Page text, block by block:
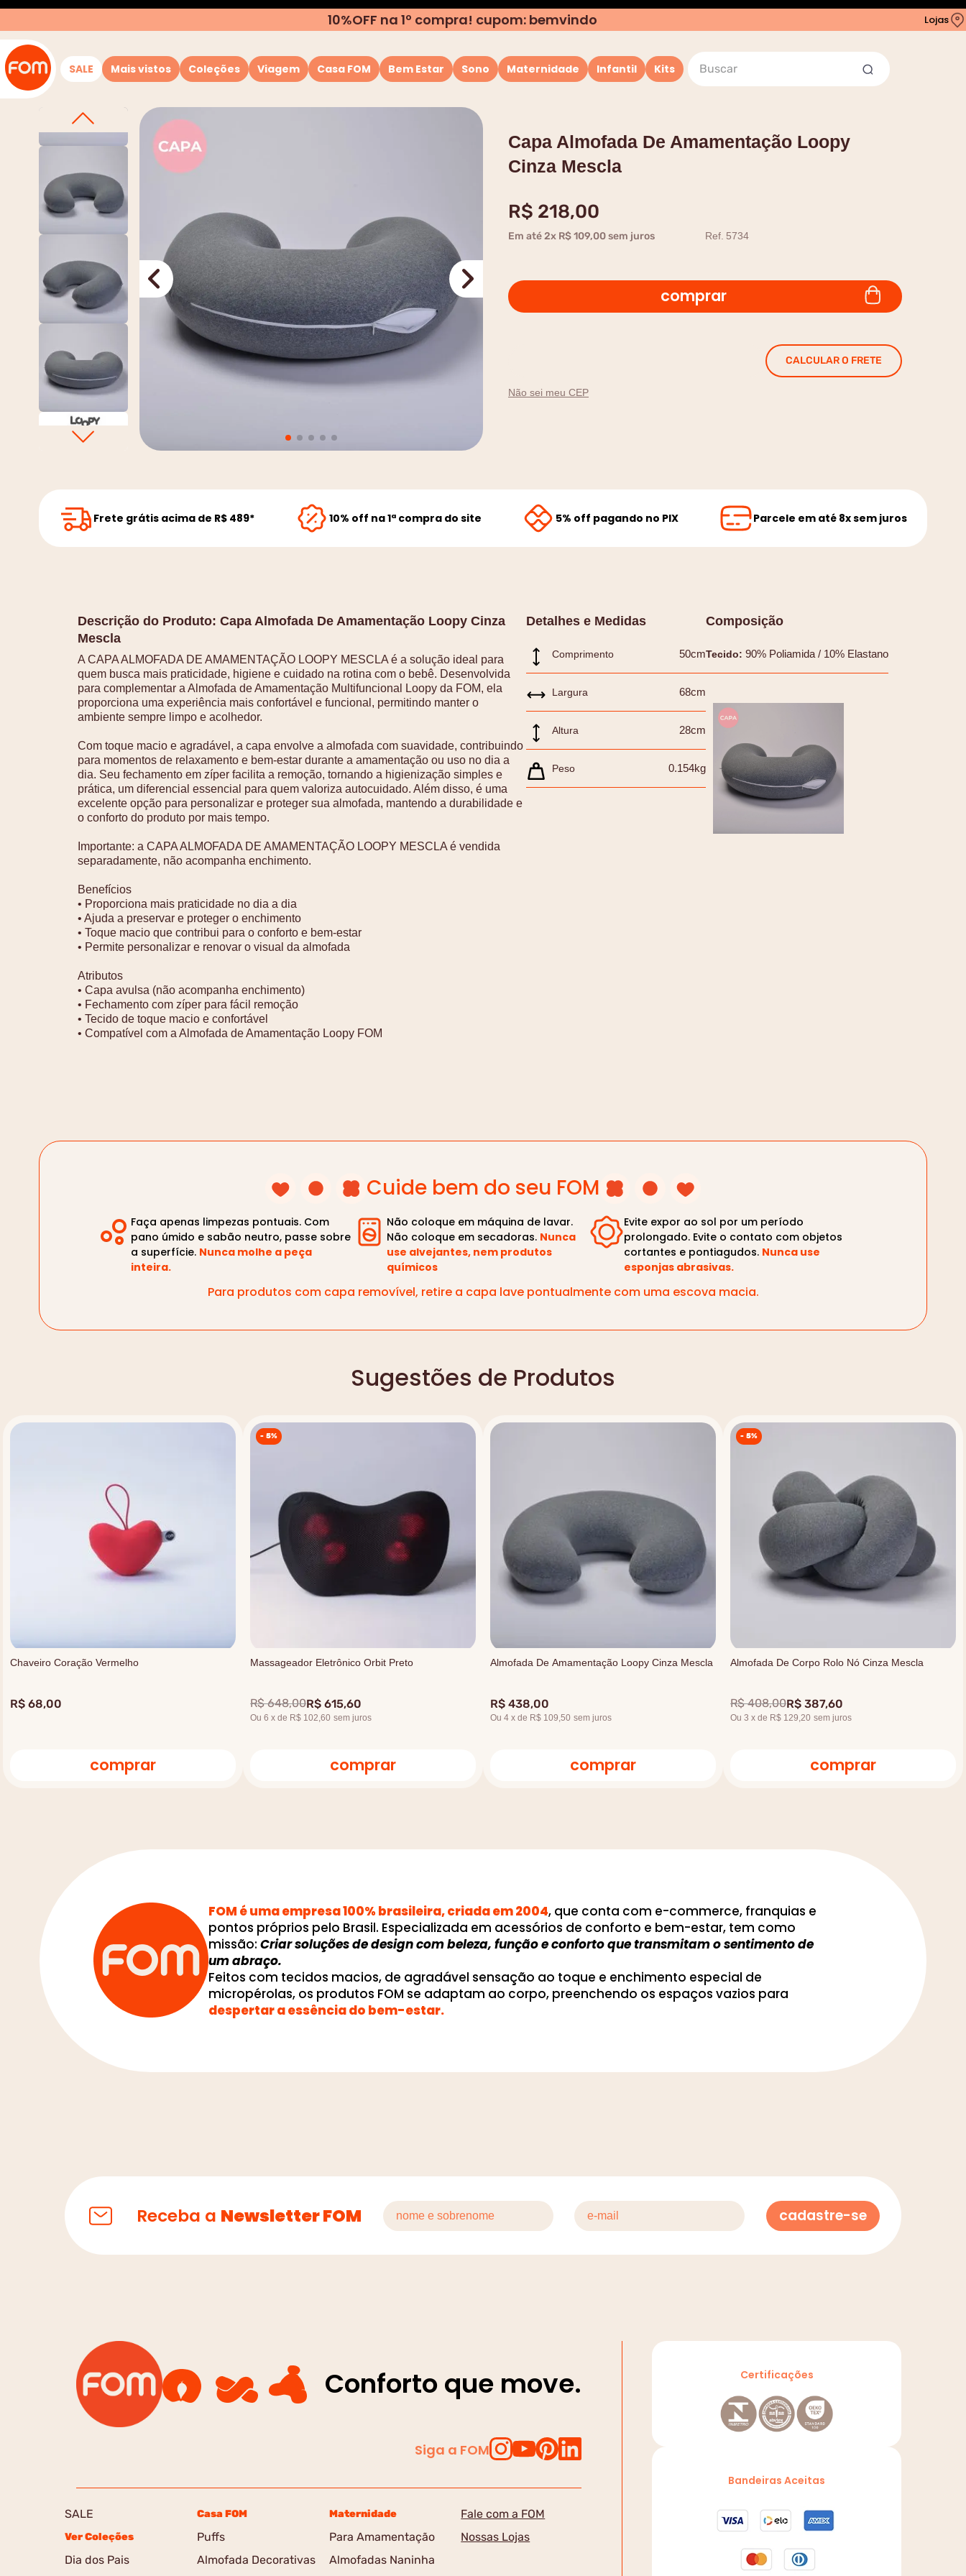
10%OFF na 1º compra! cupom: bemvindo Lojas
SALE Mais vistos Coleções Viagem Casa FOM Bem Estar Sono Maternidade Infantil Kits
Buscar
Capa Almofada De Amamentação Loopy
Cinza Mescla
R$ 218,00
Em até2x R$109,00sem juros Ref. 5734
comprar
Não sei meu CEP
CALCULAR O FRETE
Frete grátis acima de R$ 489* 10% off na 1ª compra do site 5% off pagando no PIX Parcele em até 8x sem juros
Descrição do Produto: Capa Almofada De Amamentação Loopy Cinza
Mescla
A CAPA ALMOFADA DE AMAMENTAÇÃO LOOPY MESCLA é a solução ideal para
quem busca mais praticidade, higiene e cuidado na rotina com o bebê. Desenvolvida
para complementar a Almofada de Amamentação Multifuncional Loopy da FOM, ela
proporciona uma experiência mais confortável e funcional, permitindo manter o
ambiente sempre limpo e acolhedor.
Com toque macio e agradável, a capa envolve a almofada com suavidade, contribuindo
para momentos de relaxamento e bem-estar durante a amamentação ou uso no dia a
dia. Seu fechamento em zíper facilita a remoção, tornando a higienização simples e
prática, um diferencial essencial para quem valoriza autocuidado. Além disso, é uma
excelente opção para personalizar e proteger sua almofada, mantendo a durabilidade e
o conforto do produto por mais tempo.
Importante: a CAPA ALMOFADA DE AMAMENTAÇÃO LOOPY MESCLA é vendida
separadamente, não acompanha enchimento.
Benefícios
• Proporciona mais praticidade no dia a dia
• Ajuda a preservar e proteger o enchimento
• Toque macio que contribui para o conforto e bem-estar
• Permite personalizar e renovar o visual da almofada
Atributos
• Capa avulsa (não acompanha enchimento)
• Fechamento com zíper para fácil remoção
• Tecido de toque macio e confortável
• Compatível com a Almofada de Amamentação Loopy FOM
Detalhes e Medidas
Comprimento 50cm
Largura 68cm
Altura 28cm
Peso 0.154kg
Composição
Tecido: 90% Poliamida / 10% Elastano
Cuide bem do seu FOM
Faça apenas limpezas pontuais. Com
pano úmido e sabão neutro, passe sobre
a superfície. Nunca molhe a peça
inteira.
Não coloque em máquina de lavar.
Não coloque em secadoras. Nunca
use alvejantes, nem produtos
químicos
Evite expor ao sol por um período
prolongado. Evite o contato com objetos
cortantes e pontiagudos. Nunca use
esponjas abrasivas.
Para produtos com capa removível, retire a capa lave pontualmente com uma escova macia.
Sugestões de Produtos
Chaveiro Coração Vermelho
R$ 68,00
comprar
- 5%
Massageador Eletrônico Orbit Preto
R$ 648,00R$ 615,60
Ou 6 x de R$ 102,60 sem juros
comprar
Almofada De Amamentação Loopy Cinza Mescla
R$ 438,00
Ou 4 x de R$ 109,50 sem juros
comprar
- 5%
Almofada De Corpo Rolo Nó Cinza Mescla
R$ 408,00R$ 387,60
Ou 3 x de R$ 129,20 sem juros
comprar
FOM é uma empresa 100% brasileira, criada em 2004, que conta com e-commerce, franquias e
pontos próprios pelo Brasil. Especializada em acessórios de conforto e bem-estar, tem como
missão: Criar soluções de design com beleza, função e conforto que transmitam o sentimento de
um abraço.
Feitos com tecidos macios, de agradável sensação ao toque e enchimento especial de
micropérolas, os produtos FOM se adaptam ao corpo, preenchendo os espaços vazios para
despertar a essência do bem-estar.
Receba a Newsletter FOM cadastre-se
Conforto que move.
Siga a FOM
SALE
Ver Coleções
Dia dos Pais
Casa FOM
Puffs
Almofada Decorativas
Maternidade
Para Amamentação
Almofadas Naninha
Fale com a FOM
Nossas Lojas
Certificações
Bandeiras Aceitas
4º
travesseiro
5º
capa
7º
encosto